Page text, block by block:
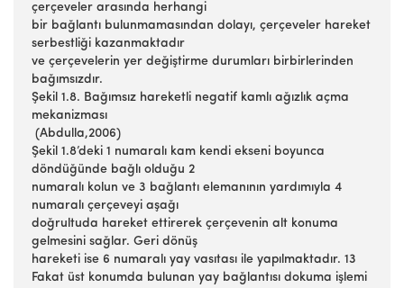
çerçeveler arasında herhangi
bir bağlantı bulunmamasından dolayı, çerçeveler hareket
serbestliği kazanmaktadır
ve çerçevelerin yer değiştirme durumları birbirlerinden
bağımsızdır.
Şekil 1.8. Bağımsız hareketli negatif kamlı ağızlık açma
mekanizması
(Abdulla,2006)
Şekil 1.8’deki 1 numaralı kam kendi ekseni boyunca
döndüğünde bağlı olduğu 2
numaralı kolun ve 3 bağlantı elemanının yardımıyla 4
numaralı çerçeveyi aşağı
doğrultuda hareket ettirerek çerçevenin alt konuma
gelmesini sağlar. Geri dönüş
hareketi ise 6 numaralı yay vasıtası ile yapılmaktadır. 13
Fakat üst konumda bulunan yay bağlantısı dokuma işlemi